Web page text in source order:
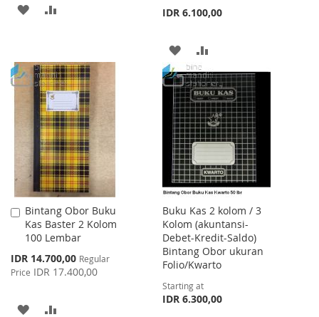
ADD
LIST
IDR 6.100,00
ADD
TO
WISH
LIST
TO
COMPARE
Bintang Obor Buku
Kas Baster 2 Kolom
100 Lembar
Special
Price
IDR 14.700,00 Regular
Price IDR 17.400,00
Add
to
Cart
ADD
Buku Kas 2 kolom / 3
Kolom (akuntansi-
Debet-Kredit-Saldo)
Bintang Obor ukuran
Folio/Kwarto
Starting at
IDR 6.300,00